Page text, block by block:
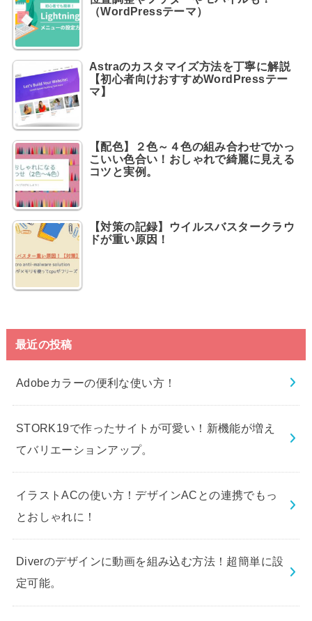
（WordPressテーマ）
Astraのカスタマイズ方法を丁寧に解説
【初心者向けおすすめWordPressテー
マ】
【配色】２色～４色の組み合わせでかっ
こいい色合い！おしゃれで綺麗に見える
コツと実例。
【対策の記録】ウイルスバスタークラウ
ドが重い原因！
最近の投稿
Adobeカラーの便利な使い方！
STORK19で作ったサイトが可愛い！新機能が増え
てバリエーションアップ。
イラストACの使い方！デザインACとの連携でもっ
とおしゃれに！
Diverのデザインに動画を組み込む方法！超簡単に設
定可能。